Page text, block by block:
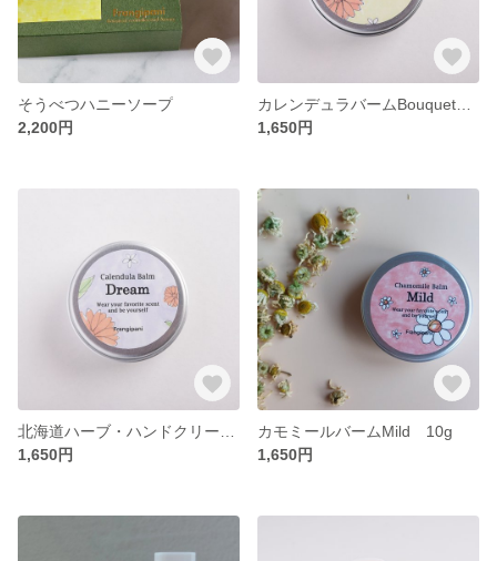
そうべつハニーソープ
2,200円
1,650円
1,650円
カモミールバームMild 10g
1,650円